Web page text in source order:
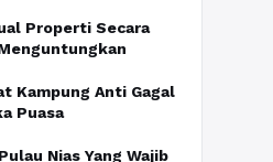
Properti Secara
Kampung Anti Gagal
Puasa
Nias Yang Wajib